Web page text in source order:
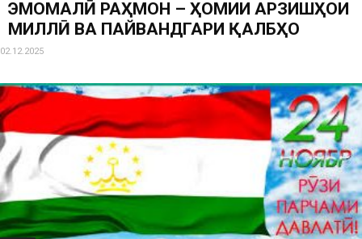
ЭМОМАЛӢ РАҲМОН – ҲОМИИ АРЗИШҲОИ
МИЛЛӢ ВА ПАЙВАНДГАРИ ҚАЛБҲО
02.12.2025